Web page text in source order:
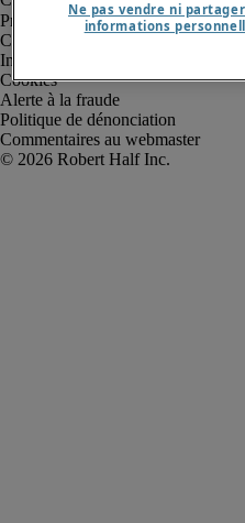
Protection des données
Conditions d’utilisation
Informations sur la société
Cookies
Alerte à la fraude
Politique de dénonciation
Commentaires au webmaster
Ne pas vendre ni partager
informations